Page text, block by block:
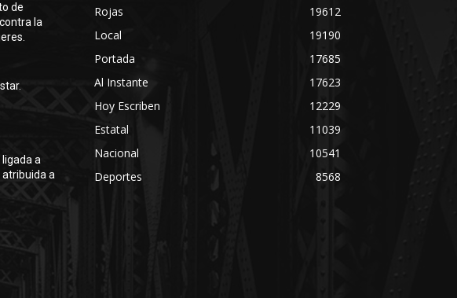
de
la
ligada a
atribuida a
Rojas
19612
Local
19190
Portada
17685
Al Instante
17623
Hoy Escriben
12229
Estatal
11039
Nacional
10541
Deportes
8568